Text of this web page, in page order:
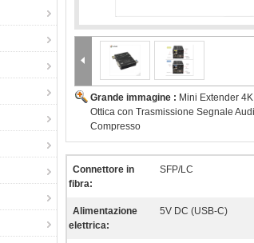
Grande immagine : Mini Extender
Ottica con Trasmissione Segnale
Compresso
Connettore in
fibra:
SFP/LC
Alimentazione
elettrica:
5V DC (USB-C)